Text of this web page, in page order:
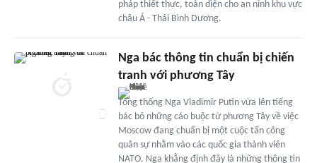
pháp thiết thực, toàn diện cho an ninh khu vực
châu Á - Thái Bình Dương.
Nga bác thông tin chuẩn bị chiến
tranh với phương Tây
Tổng thống Nga Vladimir Putin vừa lên tiếng
bác bỏ những cáo buộc từ phương Tây về việc
Moscow đang chuẩn bị một cuộc tấn công
quân sự nhằm vào các quốc gia thành viên
NATO. Nga khẳng định đây là những thông tin